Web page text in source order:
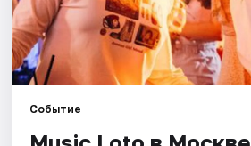
Спорт
События
Города
Событие